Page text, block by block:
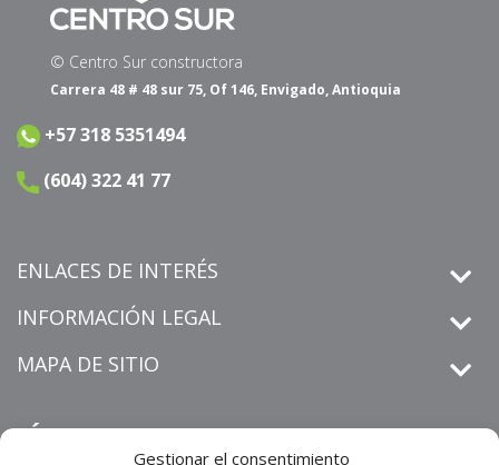
Gestionar el consentimiento
© Centro Sur constructora
Carrera 48 # 48 sur 75, Of 146, Envigado, Antioquia
+57 318 5351494
(604) 322 41 77
ENLACES DE INTERÉS
INFORMACIÓN LEGAL
MAPA DE SITIO
SÍGUENOS